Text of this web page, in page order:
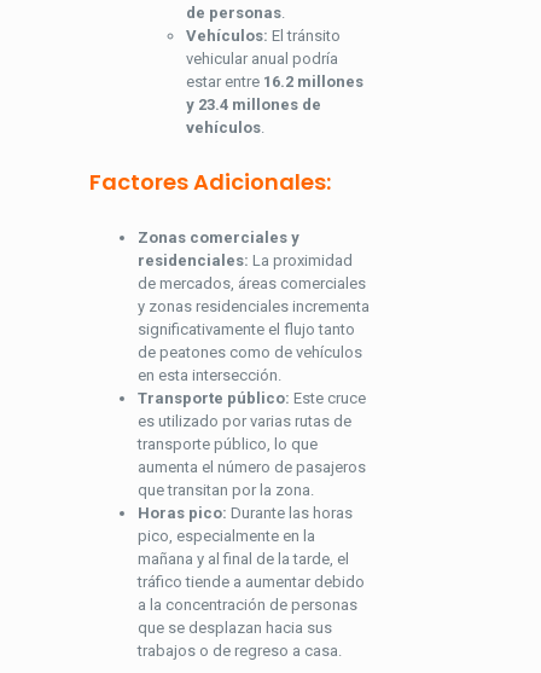
de personas
Vehículos: El tránsito
vehicular anual podría
estar entre 16.2 millones
y 23.4 millones de
vehículos
Factores Adicionales:
Zonas comerciales y
residenciales: La proximidad
de mercados, áreas comerciales
y zonas residenciales incrementa
significativamente el flujo tanto
de peatones como de vehículos
en esta intersección.
Transporte público: Este cruce
es utilizado por varias rutas de
transporte público, lo que
aumenta el número de pasajeros
que transitan por la zona.
Horas pico: Durante las horas
pico, especialmente en la
mañana y al final de la tarde, el
tráfico tiende a aumentar debido
a la concentración de personas
que se desplazan hacia sus
trabajos o de regreso a casa.